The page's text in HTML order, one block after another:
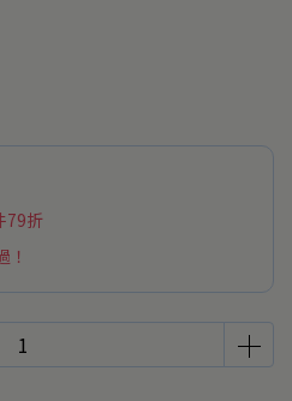
79折
！